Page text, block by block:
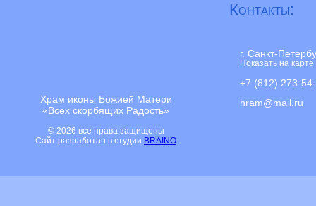
Храм иконы Божией Матери
«Всех скорбящих Радость»
© 2026 все права защищены
Сайт разработан в студии BRAINO
Контакты:
г. Санкт-
Показать на карте
+7 (812) 273-
hram@mail.ru